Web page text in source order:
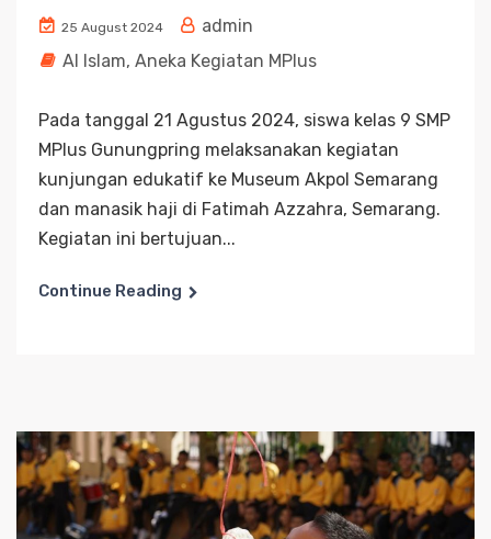
25 August 2024
admin
Al Islam, Aneka Kegiatan MPlus
Pada tanggal 21 Agustus 2024, siswa kelas 9 SMP
MPlus Gunungpring melaksanakan kegiatan
kunjungan edukatif ke Museum Akpol Semarang
dan manasik haji di Fatimah Azzahra, Semarang.
Kegiatan ini bertujuan...
Continue Reading